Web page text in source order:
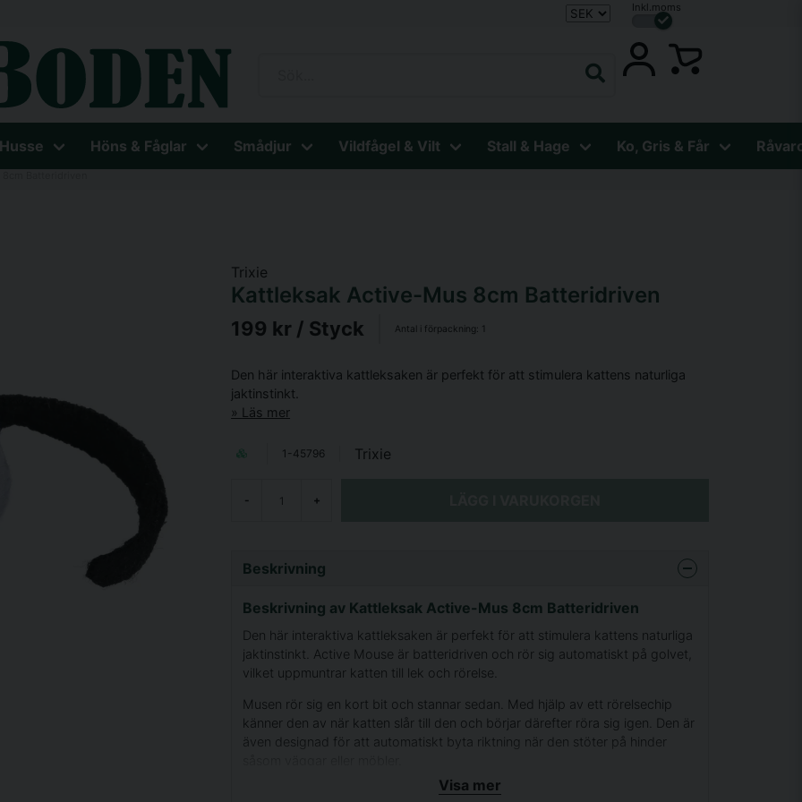
Inkl.moms
Höns & Fåglar Smådjur Vildfågel & Vilt Stall & Hage Ko, Gris & Får
Trixie
Kattleksak Active-Mus 8cm Batteridriven
199 kr / Styck Antal i förpackning: 1
Den här interaktiva kattleksaken är perfekt för att stimulera kattens naturliga
jaktinstinkt.
Läs mer
1-45796 Trixie
- +
Beskrivning
Beskrivning av Kattleksak Active-Mus 8cm Batteridriven
Den här interaktiva kattleksaken är perfekt för att stimulera kattens naturliga
jaktinstinkt. Active Mouse är batteridriven och rör sig automatiskt på golvet,
vilket uppmuntrar katten till lek och rörelse.
Musen rör sig en kort bit och stannar sedan. Med hjälp av ett rörelsechip
känner den av när katten slår till den och börjar därefter röra sig igen. Den är
även designad för att automatiskt byta riktning när den stöter på hinder
Visa mer